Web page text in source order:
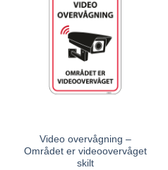
Video overvågning –
Området er videoovervåget
skilt